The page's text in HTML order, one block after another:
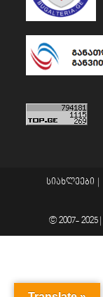
სიახლეები
© 2007- 2025 |